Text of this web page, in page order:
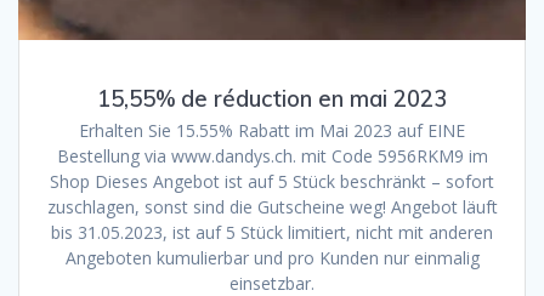
15,55% de réduction en mai 2023
Erhalten Sie 15.55% Rabatt im Mai 2023 auf EINE
Bestellung via www.dandys.ch. mit Code 5956RKM9 im
Shop Dieses Angebot ist auf 5 Stück beschränkt – sofort
zuschlagen, sonst sind die Gutscheine weg! Angebot läuft
bis 31.05.2023, ist auf 5 Stück limitiert, nicht mit anderen
Angeboten kumulierbar und pro Kunden nur einmalig
einsetzbar.